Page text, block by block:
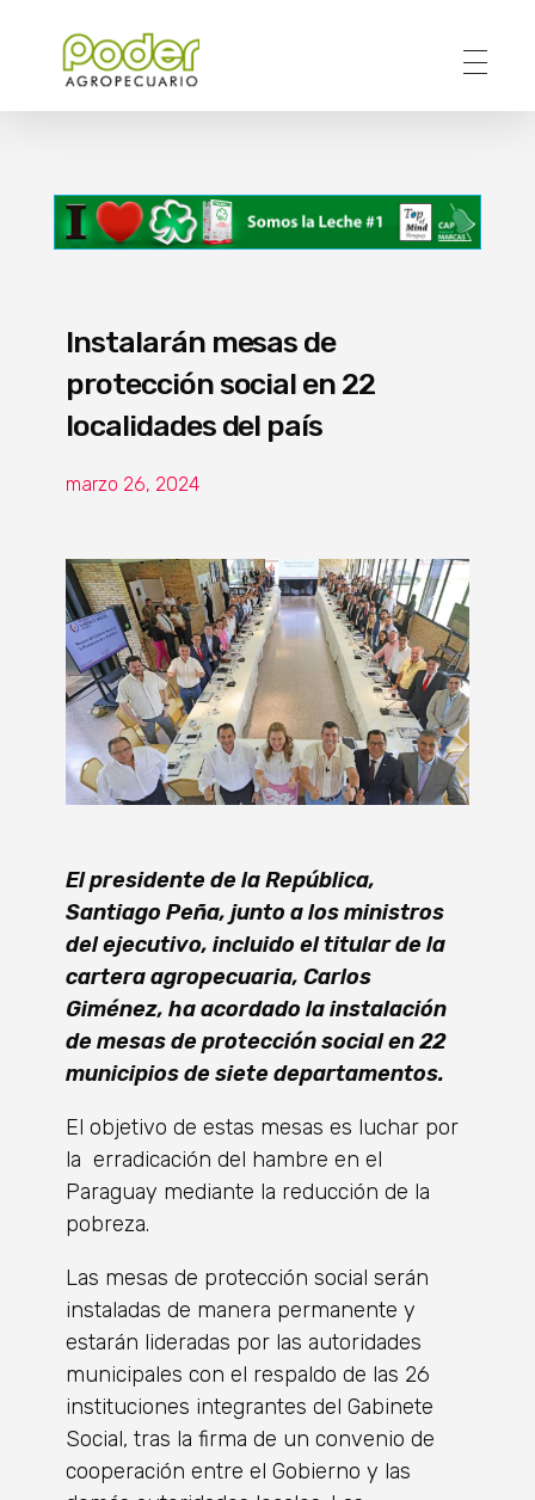
Instalarán mesas de
protección social en 22
localidades del país
marzo 26, 2024
El presidente de la República,
Santiago Peña, junto a los ministros
del ejecutivo, incluido el titular de la
cartera agropecuaria, Carlos
Giménez, ha acordado la instalación
de mesas de protección social en 22
municipios de siete departamentos.
El objetivo de estas mesas es luchar por
la erradicación del hambre en el
Paraguay mediante la reducción de la
pobreza.
Las mesas de protección social serán
instaladas de manera permanente y
estarán lideradas por las autoridades
municipales con el respaldo de las 26
instituciones integrantes del Gabinete
Social, tras la firma de un convenio de
cooperación entre el Gobierno y las